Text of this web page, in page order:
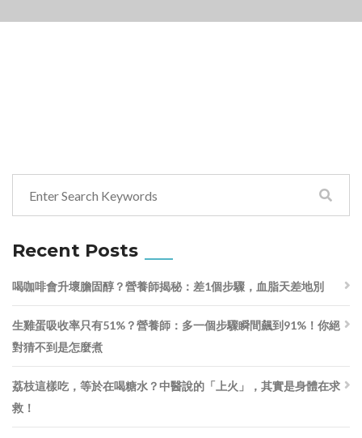
Recent Posts
喝咖啡會升壞膽固醇？營養師揭秘：差1個步驟，血脂天差地別
生雞蛋吸收率只有51%？營養師：多一個步驟瞬間飆到91%！你絕
對猜不到是怎麼煮
荔枝這樣吃，等於在喝糖水？中醫說的「上火」，其實是身體在求
救！